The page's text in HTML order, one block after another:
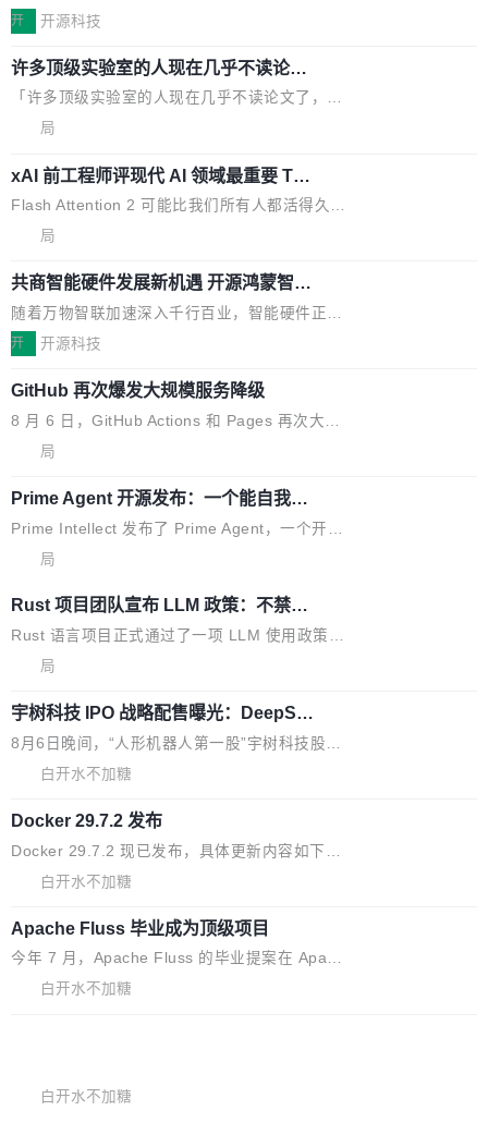
页面的文本，然后把文本丢给大模型，再返回一
段回答。仅此而已。 这当然有用，但总觉得差点
意思。比如我在一个后台管理系统里，需要填50
个表单字段，每个字段还有联动逻辑；比如我
与80PLUS钛金能效；支持ATX 3.1与PCIe 5.1
规范，结合服务器级元件、完善供电线材与内置
实时LCD监控屏，可充分满足当下高阶PC主机
的严苛使用需求。 澎湃功率，紧凑机身 钛金雕1
600PG5 AI TOP具备强悍输出功率，同时实现
功率段机身尺寸十分紧凑的1600W电源产品。小
巧机身有效提升市面主流标准A...
的价值重构。全球全案品牌代理机构市场从2025
复合增长率达5.44%,预计2032年将突破120亿美
元。数字广告与公共关系相关服务市场更是从20
25年的8463亿美元扩张至2026年的8763亿美
业化营销服务的需求从未如此迫切。 但市场扩容
的同时,服务商的竞争逻辑正在改变。2026年Top
Agency年度合辑的观察指出,“产品”这个离消费
高了。全域营销服务商的竞争正在从规模转向深
度,案例厚度、全域覆盖、多线协同...
开 开源科技
许多顶级实验室的人现在几乎不读论文
了
「许多顶级实验室的人现在几乎不读论文了，而
且他们认为 ICLR/ICML/NeurIPS 充斥着大量过
n 这条推文引发了广泛讨论。他不是在说风凉
话，他是说出了一个圈内人尽皆知但很少公开捅
破的事实。 Jordan 随后补充了一句软化声明：
或造假。问题是，作为读者，如果你筛选出那些
看起来最令人兴奋的论文，那它们大部分都是过
度宣传的。」 这才是真正的痛点。不是所有论文
都有问题，是最吸引眼球的那批论文最有问题。
他引用的帖子来自 Mathew Shen，一位 ICLR 2
026 的读者：「看了篇 ...
局
xAI 前工程师评现代 AI 领域最重要 Top
3 开源项目
Flash Attention 2 可能比我们所有人都活得久。
这句话不是来自某个技术博客，而是出自 Hieu
的早期工程师之一，在 Grok 训练基础设施团队
工作过。近日他在 X 上发了一条帖子，列出了他
认为现代 AI 领域最重要的三个开源项目。 第一
理由很具体。FA 系列不需要解释，但 FA2 是他
认为最重要的一个——复杂度恰到好处，刚好能
驱动你去学 CuTe，但还没被那些"邪恶的" Hopp
键的是 FA2 的持久性...
局
共商智能硬件发展新机遇 开源鸿蒙智能
硬件开发者日杭州站即将举行
随着万物智联加速深入千行百业，智能硬件正从
单点设备迈向智能化、网联化、协同化发展。作
鸿蒙通过统一技术底座和分布式能力，为不同类
型智能设备的开发、连接与互联提供关键支撑，
也为产业链企业探索产品创新与商业增长打开新
（OHDD：OpenHarmony Hardware Develope
r Day）将在杭州启航。活动面向智能硬件产业
链企业和开发者，邀请行业专家与资深技术顾
配、功耗与稳定性调优、兼容性测评及统一互联
等内容展开系统讲解和实战交流，帮助企业进一
开 开源科技
GitHub 再次爆发大规模服务降级
8 月 6 日，GitHub Actions 和 Pages 再次大规
模服务降级，Actions 完全不可用超过 5 小时，
障无法工作。Pages、Copilot code review、C
opilot coding agent 全部受影响。从检测到完全
恢复，大约 12 小时。 这是 2026 年 8 月的第六
Hub 员工 kdaigle 在 HN 讨论中贴出了一组数
据：2025 年全年 10 亿次 commit。现在，每周
2.75 亿次，全年预计 140 亿次。GitHub...
局
Prime Agent 开源发布：一个能自我改
进的编程 Agent，ARC-AGI 3 超越人类
专家基线
Prime Intellect 发布了 Prime Agent，一个开源
的编程 Agent Harness，核心设计围绕两个抽
ontinual Harness。在 ARC-AGI 3 基准测试
上，Prime Agent + Opus 5 的组合达到了 95.
5% RHAE Best@1，超过了 ARC 报告的人类专
器 Prime Agent 的架构和市面上大多数 coding
agent 有本质区别。大多数 agent harness 的设
计是基于早期模型的能力—...
局
Rust 项目团队宣布 LLM 政策：不禁
止，但你要承认哪些代码不是你写的
Rust 语言项目正式通过了一项 LLM 使用政策，
覆盖 rust-lang/rust 单一仓库的代码贡献。这不
但它可能是主流开源项目中关于 AI 辅助贡献最
细致的一份规则。 政策的核心只有一句话：LLM
可以用来分析、提炼、审阅、建议，但不能用来
但必须满足五个条件：预先安排、非关键、高质
量、充分测试、充分审查，并且必须披露。LLM
议"这么做。 对于不披露的情况，审核者可以直
接关闭 PR，无需解释。 政策作者 Jynn Ne...
局
宇树科技 IPO 战略配售曝光：DeepSe
ek 获配 93.3 万股，锁定 36 个月
8月6日晚间，“人形机器人第一股”宇树科技股份
有限公司披露IPO发行价格及战略配售结果，杭
epSeek）获配93.3399万股，按150.8元/股发行
价格计算，认购金额约1.41亿元，股份锁定期为
36个月。 公告显示，本次宇树科技战略配售对
合作关系或长期合作愿景的大型企业、科创板保
荐人跟投子公司，以及公司高级管理人员和核心
员工参与设立的专项资产管理计划。其中，Dee
白开水不加糖
Docker 29.7.2 发布
Docker 29.7.2 现已发布，具体更新内容如下：
Bug fixes and enhancements 修复多次传递同
service update会发生 panic 的问题。docker/cl
i#7145 修复了 Docker Engine 29.7.0 中引入的
一个回归问题，该问题导致拉取镜像时会拒绝包
题，该问题可能导致在旧版 Linux 内核...
白开水不加糖
Apache Fluss 毕业成为顶级项目
今年 7 月，Apache Fluss 的毕业提案在 Apach
e 孵化器项目管理委员会（IPMC）投票中获得
P）！这一里程碑不仅标志着 Fluss 迈入新的发
白开水不加糖
长期停止内容更新，未能实现其作为“AI版维基百
白开水不加糖